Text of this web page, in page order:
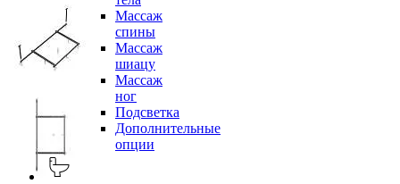
Массаж
спины
Массаж
шиацу
Массаж
ног
Подсветка
Дополнительные
опции